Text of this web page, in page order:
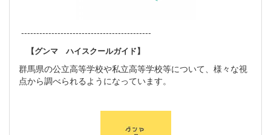
-------------------------------------------
【グンマ ハイスクールガイド】
群馬県の公立高等学校や私立高等学校等について、様々な視
点から調べられるようになっています。